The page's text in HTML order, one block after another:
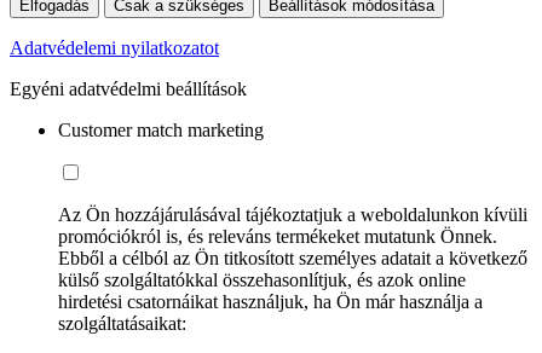
Elfogadás Csak a szükséges Beállítások módosítása
Adatvédelemi nyilatkozatot
Egyéni adatvédelmi beállítások
Customer match marketing
Az Ön hozzájárulásával tájékoztatjuk a weboldalunkon kívüli
promóciókról is, és releváns termékeket mutatunk Önnek.
Ebből a célból az Ön titkosított személyes adatait a következő
külső szolgáltatókkal összehasonlítjuk, és azok online
hirdetési csatornáikat használjuk, ha Ön már használja a
szolgáltatásaikat: